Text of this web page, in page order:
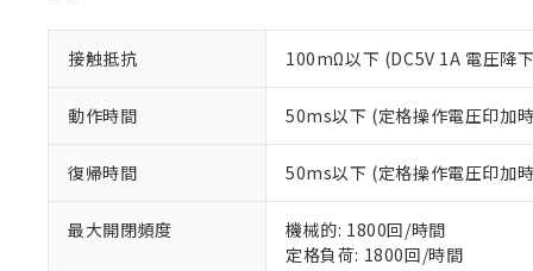
接触抵抗 100mΩ以下 (DC5V 1A 電圧降
動作時間 50ms以下 (定格操作電圧印加
復帰時間 50ms以下 (定格操作電圧印加
最大開閉頻度
機械的: 1800回/時間
定格負荷: 1800回/時間
い。
正式な納期
当社販売員
オムロン制
在庫状況お
マイパーツ
ている必要が
但し、RoHS指令で産
フタル酸エステル類の
※2 対応予定月
部品在庫の切り替
Pb(鉛) :1000ppm、
Cr(Ⅵ)(六価クロム) :
DBP(フタル酸ジブチル
DEHP(フタル酸ビス(2-
※2 環境保護使
「ｅ」：有害物質
「10」：通常の使
味します。
ます。
当社は貴社
当社は、貴
また当社は
たしません。
○ 一定数
△ 一定数
－
在庫な
機器販
空
受注生